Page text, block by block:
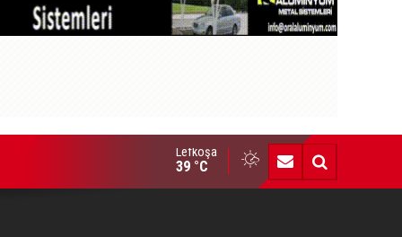
Devlet Fotoğraf Yarışması sergisi 19 Ağustos’ta açılacak
Lefkoşa
39 °C